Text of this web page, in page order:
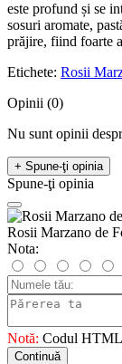
este profund și se
sosuri aromate,
prăjire, fiind foarte
Etichete: Rosii
Opinii (0)
Nu sunt opinii
+ Spune-ţi opinia
Spune-ţi opinia
Rosii Marzano de
Nota:
Notă: Codul HTML
Continuă